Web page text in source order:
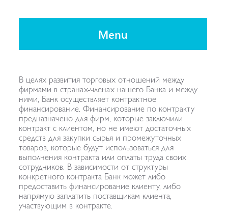
В целях развития торговых отношений между
фирмами встранах-членах нашего Банка и между
ними, Банк осуществляет контрактное
финансирование. Финансирование по контракту
предназначено для фирм, которые заключили
контракт с клиентом, но не имеют достаточных
средств для закупки сырья и промежуточных
товаров, которые будут использоваться для
выполнения контракта или оплаты труда своих
сотрудников. В зависимости от структуры
конкретного контракта Банк может либо
предоставить финансирование клиенту, либо
напрямую заплатить поставщикам клиента,
участвующим в контракте.
Menu